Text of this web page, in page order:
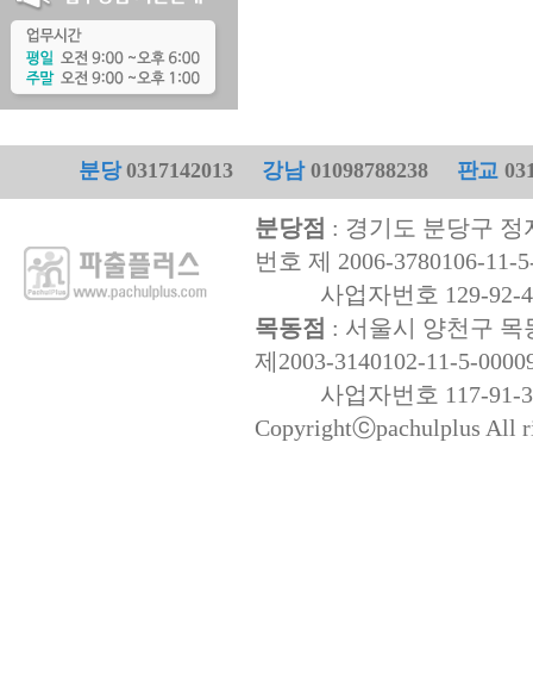
분당0317142013 강남01098788238 판교
분당점 : 경기도 분당구 정
번호 제 2006-3780106-11-
사업자번호 129-92-
목동점 : 서울시 양천구 목
제2003-3140102-11-5-
사업자번호 117-91-
Copyrightⓒpachulplus All